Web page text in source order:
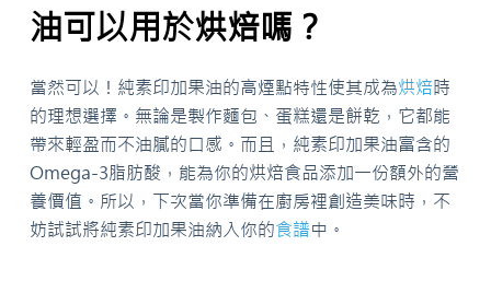
油可以用於烘焙嗎？
當然可以！純素印加果油的高煙點特性使其成為烘焙時
的理想選擇。無論是製作麵包、蛋糕還是餅乾，它都能
帶來輕盈而不油膩的口感。而且，純素印加果油富含的
Omega-3脂肪酸，能為你的烘焙食品添加一份額外的營
養價值。所以，下次當你準備在廚房裡創造美味時，不
妨試試將純素印加果油納入你的食譜中。